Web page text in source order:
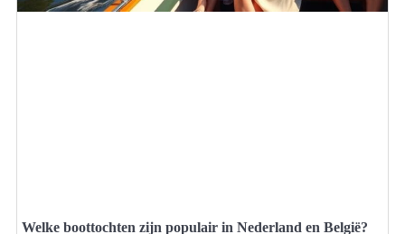
Welke boottochten zijn populair in Nederland en België?